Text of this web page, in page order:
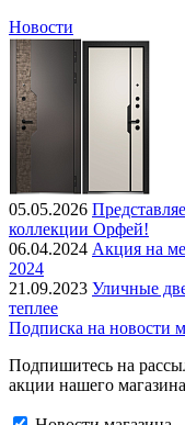
Новости
05.05.2026
коллекции Орфей!
06.04.2024 Акция на
2024
21.09.2023 Уличные
теплее
Подписка на новости
Подпишитесь на
акции нашего